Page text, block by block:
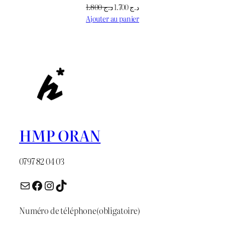
د.ج1.800
Le
prix
د.ج1.700
Le
prix
Ajouter au panier
HMP ORAN
0797 82 04 03
E-mail Facebook InstagramTikTok
Numéro de téléphone(obligatoire)